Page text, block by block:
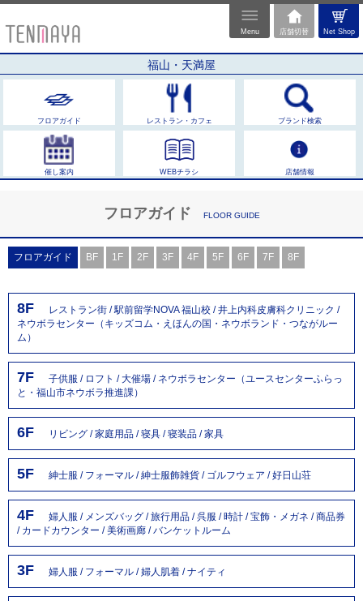
Net Shop
店舗切替
Menu
福山・天満屋
フロアガイド レストラン・カフェ ブランド検索
催し案内 WEBチラシ 店舗情報
フロアガイド FLOOR GUIDE
フロアガイド BF 1F 2F 3F 4F 5F 6F 7F 8F
8F
レストラン街 / 駅前留学NOVA 福山校 / 井上内科皮膚科クリニック /
ネウボラセンター（キッズコム・えほんの国・ネウボランド・つながルー
ム）
7F
子供服 / ロフト / 大催場 / ネウボラセンター（ユースセンターふらっ
と・福山市ネウボラ推進課）
6F リビング / 家庭用品 / 寝具 / 寝装品 / 家具
5F 紳士服 / フォーマル / 紳士服飾雑貨 / ゴルフウェア / 好日山荘
4F
婦人服 / メンズバッグ / 旅行用品 / 呉服 / 時計 / 宝飾・メガネ / 商品券
/ カードカウンター / 美術画廊 / バンケットルーム
3F 婦人服 / フォーマル / 婦人肌着 / ナイティ